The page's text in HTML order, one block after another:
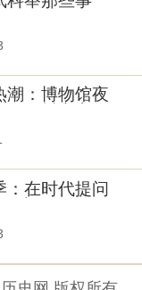
潮：博物馆夜
：在时代提问